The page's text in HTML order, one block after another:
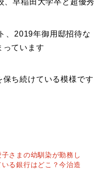
、早稲田大学卒と超優秀
、2019年御用邸招待な
っています
ち続けている模様です
子さまの幼馴染が勤務し
いる銀行はどこ？今治造